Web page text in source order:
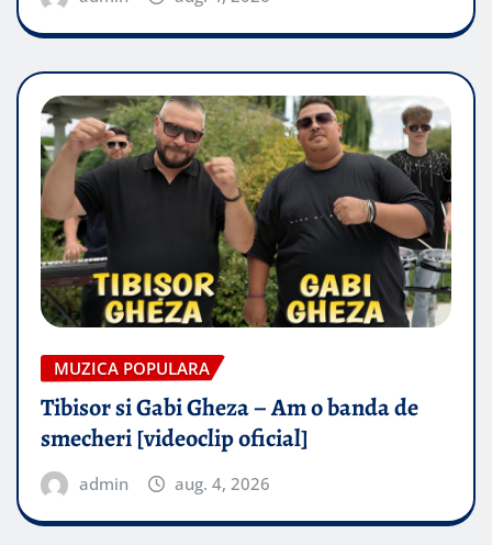
MUZICA POPULARA
Tibisor si Gabi Gheza – Am o banda de
smecheri [videoclip oficial]
admin aug. 4, 2026